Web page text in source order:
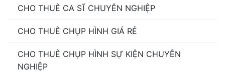
CHO THUÊ CA SĨ CHUYÊN NGHIỆP
CHO THUÊ CHỤP HÌNH GIÁ RẺ
CHO THUÊ CHỤP HÌNH SỰ KIỆN CHUYÊN
NGHIỆP